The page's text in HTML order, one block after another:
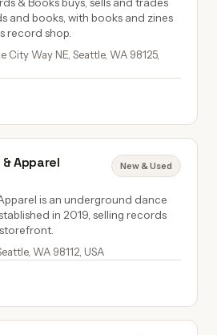
and books, with books and zines
record shop.
City Way NE, Seattle, WA 98125,
Apparel New & Used
is an underground dance
in 2019, selling records
WA 98112, USA